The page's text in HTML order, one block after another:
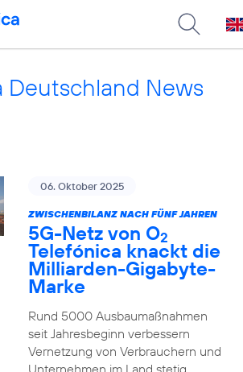
Deutschland News
06. Oktober 2025
ZWISCHENBILANZ NACH FÜNF JAHREN
5G-Netz von O2
Telefónica knackt die
Milliarden-Gigabyte-
Marke
Rund 5000 Ausbaumaßnahmen
seit Jahresbeginn verbessern
Vernetzung von Verbrauchern und
Unternehmen im Land stetig